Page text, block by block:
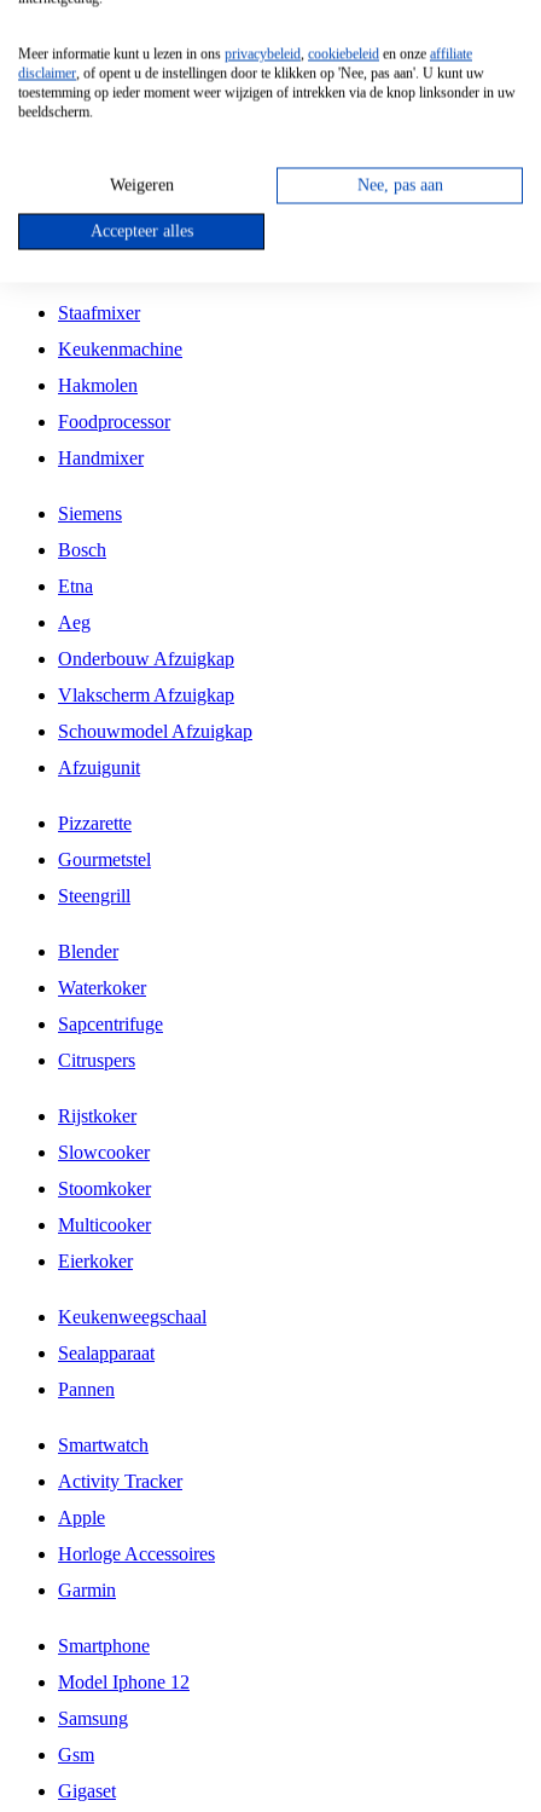
Vrijstaande Magnetron
Vrijstaande Kookplaat
Inbouw Gaskookplaat
Inbouw Keramische Kookplaat
Kookplaat Accessoires
Staafmixer
Keukenmachine
Hakmolen
Foodprocessor
Handmixer
Siemens
Bosch
Etna
Aeg
Onderbouw Afzuigkap
Vlakscherm Afzuigkap
Schouwmodel Afzuigkap
Afzuigunit
Pizzarette
Gourmetstel
Steengrill
Blender
Waterkoker
Sapcentrifuge
Citruspers
Rijstkoker
Slowcooker
Stoomkoker
Multicooker
Eierkoker
Keukenweegschaal
Sealapparaat
Pannen
Smartwatch
Activity Tracker
Apple
Horloge Accessoires
Garmin
Smartphone
Model Iphone 12
Samsung
Gsm
Gigaset
Meer informatie kunt u lezen in ons privacybeleid, cookiebeleid en onze affiliate
disclaimer, of opent u de instellingen door te klikken op 'Nee, pas aan'. U kunt uw
toestemming op ieder moment weer wijzigen of intrekken via de knop linksonder in uw
beeldscherm.
Weigeren Nee, pas aan
Accepteer alles